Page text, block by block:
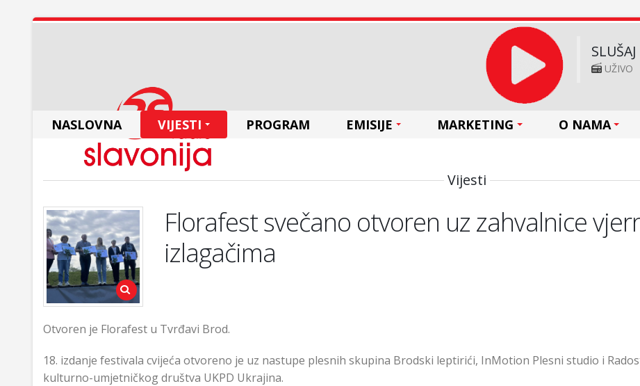
SLUŠAJ
UŽIVO
NASLOVNA VIJESTI PROGRAM EMISIJE MARKETING O NAMA
Vijesti
Florafest svečano otvoren uz zahvalnice
izlagačima
Otvoren je Florafest u Tvrđavi Brod.
18. izdanje festivala cvijeća otvoreno je uz nastupe plesnih skupina Brodski leptirići, InMotion Plesni studio i
kulturno-umjetničkog društva UKPD Ukrajina.